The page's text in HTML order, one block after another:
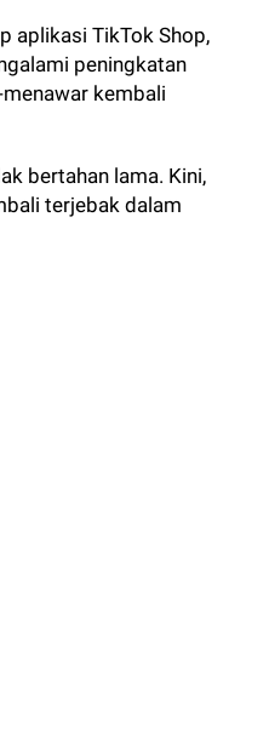
aplikasi TikTok Shop,
peningkatan
kembali
bertahan lama. Kini,
terjebak dalam